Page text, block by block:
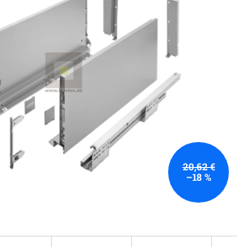
20,62 €
–18 %